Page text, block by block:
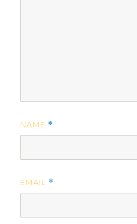
NAME *
EMAIL *